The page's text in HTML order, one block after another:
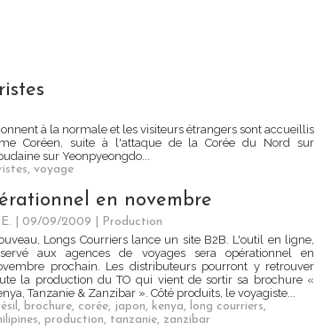
à la normale et les visiteurs étrangers sont accueillis
Coréen, suite à l'attaque de la Corée du Nord sur
sur Yeonpyeongdo...
, voyage
en novembre
| 09/09/2009
Production
Longs Courriers lance un site B2B. L'outil en ligne,
aux agences de voyages sera opérationnel en
prochain. Les distributeurs pourront y retrouver
la production du TO qui vient de sortir sa brochure «
Tanzanie & Zanzibar ». Côté produits, le voyagiste...
, brochure, corée, japon, kenya, long courriers,
, production, tanzanie, zanzibar